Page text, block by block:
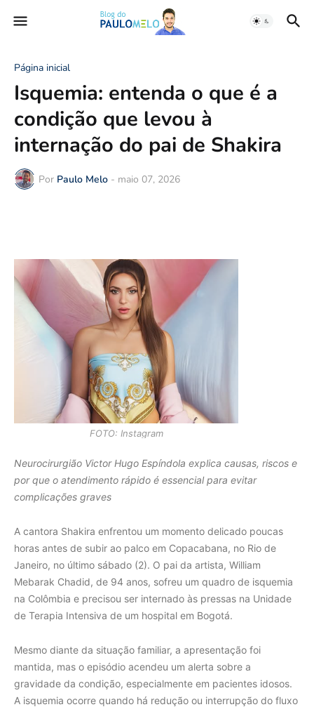
Página inicial
Isquemia: entenda o que é a
condição que levou à
internação do pai de Shakira
Por Paulo Melo - maio 07, 2026
FOTO: Instagram
Neurocirurgião Victor Hugo Espíndola explica causas, riscos e
por que o atendimento rápido é essencial para evitar
complicações graves
A cantora Shakira enfrentou um momento delicado poucas
horas antes de subir ao palco em Copacabana, no Rio de
Janeiro, no último sábado (2). O pai da artista, William
Mebarak Chadid, de 94 anos, sofreu um quadro de isquemia
na Colômbia e precisou ser internado às pressas na Unidade
de Terapia Intensiva de um hospital em Bogotá.
Mesmo diante da situação familiar, a apresentação foi
mantida, mas o episódio acendeu um alerta sobre a
gravidade da condição, especialmente em pacientes idosos.
A isquemia ocorre quando há redução ou interrupção do fluxo